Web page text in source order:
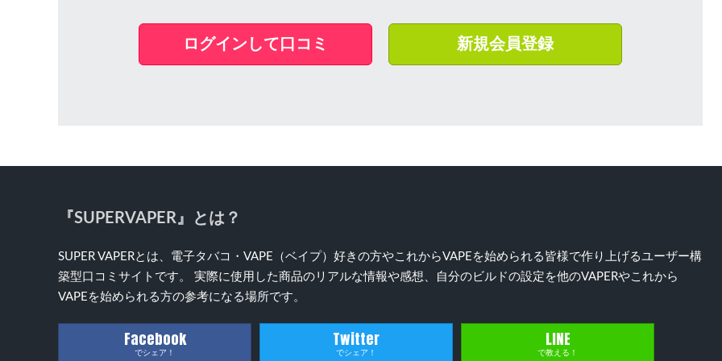
ログインして口コミ 新規会員登録
『SUPERVAPER』とは？
SUPER VAPERとは、電子タバコ・VAPE（ベイプ）好きの方やこれからVAPEを始められる皆様で作り上げるユーザー構
築型口コミサイトです。 実際に使用した商品のリアルな情報や感想、自分のビルドの設定を他のVAPERやこれから
VAPEを始められる方の参考になる場所です。
Facebook
でシェア！
Twitter
でシェア！
LINE
で教える！